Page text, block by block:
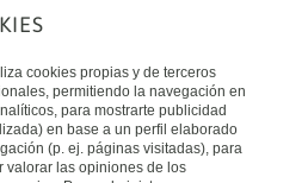
cookies propias y de terceros
permitiendo la navegación en
para mostrarte publicidad
en base a un perfil elaborado
(p. ej. páginas visitadas), para
valorar las opiniones de los